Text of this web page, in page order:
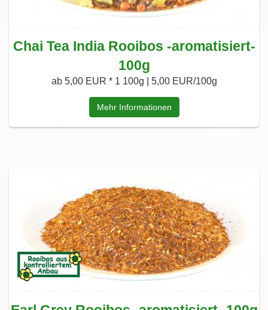
Chai Tea India Rooibos -aromatisiert-
100g
ab 5,00 EUR * 1 100g | 5,00 EUR/100g
Mehr Informationen